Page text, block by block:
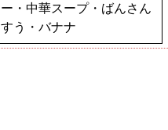
ー・中華スープ・ばんさん
すう・バナナ